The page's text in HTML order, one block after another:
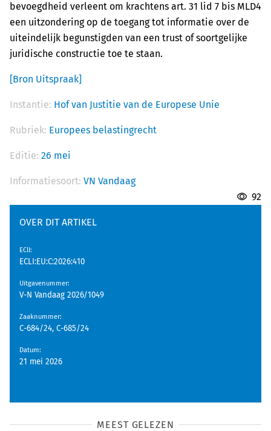
bevoegdheid verleent om krachtens art. 31 lid 7 bis MLD4
een uitzondering op de toegang tot informatie over de
uiteindelijk begunstigden van een trust of soortgelijke
juridische constructie toe te staan.
[Bron Uitspraak]
Instantie: Hof van Justitie van de Europese Unie
Rubriek: Europees belastingrecht
Editie: 26 mei
Informatiesoort: VN Vandaag
92
OVER DIT ARTIKEL
EClI:
ECLI:EU:C:2026:410
Uitgavenummer:
V-N Vandaag 2026/1049
Zaaknummer:
C-684/24, C-685/24
Datum:
21 mei 2026
MEEST GELEZEN